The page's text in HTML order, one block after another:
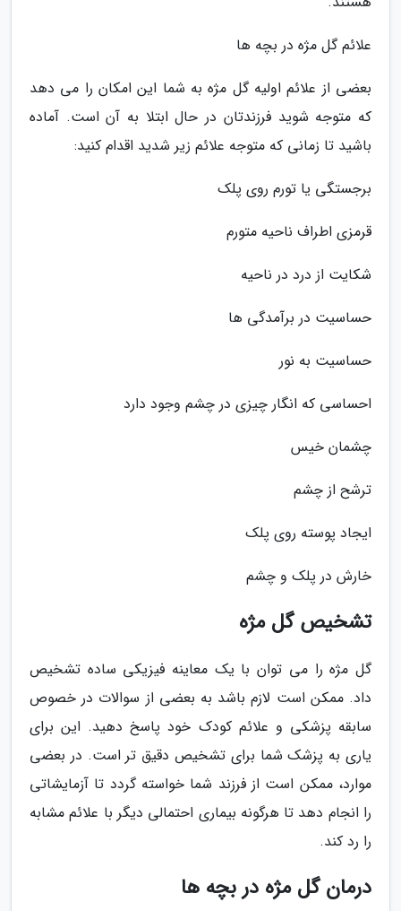
علائم گل مژه در بچه ها
بعضی از علائم اولیه گل مژه به شما این امکان را می دهد
که متوجه شوید فرزندتان در حال ابتلا به آن است. آماده
باشید تا زمانی که متوجه علائم زیر شدید اقدام کنید:
برجستگی یا تورم روی پلک
قرمزی اطراف ناحیه متورم
شکایت از درد در ناحیه
حساسیت در برآمدگی ها
حساسیت به نور
احساسی که انگار چیزی در چشم وجود دارد
چشمان خیس
ترشح از چشم
ایجاد پوسته روی پلک
خارش در پلک و چشم
تشخیص گل مژه
گل مژه را می توان با یک معاینه فیزیکی ساده تشخیص
داد. ممکن است لازم باشد به بعضی از سوالات در خصوص
سابقه پزشکی و علائم کودک خود پاسخ دهید. این برای
یاری به پزشک شما برای تشخیص دقیق تر است. در بعضی
موارد، ممکن است از فرزند شما خواسته گردد تا آزمایشاتی
را انجام دهد تا هرگونه بیماری احتمالی دیگر با علائم مشابه
را رد کند.
درمان گل مژه در بچه ها